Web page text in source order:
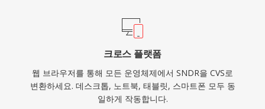
크로스 플랫폼
웹 브라우저를 통해 모든 운영체제에서 SNDR을 CVS로
변환하세요. 데스크톱, 노트북, 태블릿, 스마트폰 모두 동
일하게 작동합니다.